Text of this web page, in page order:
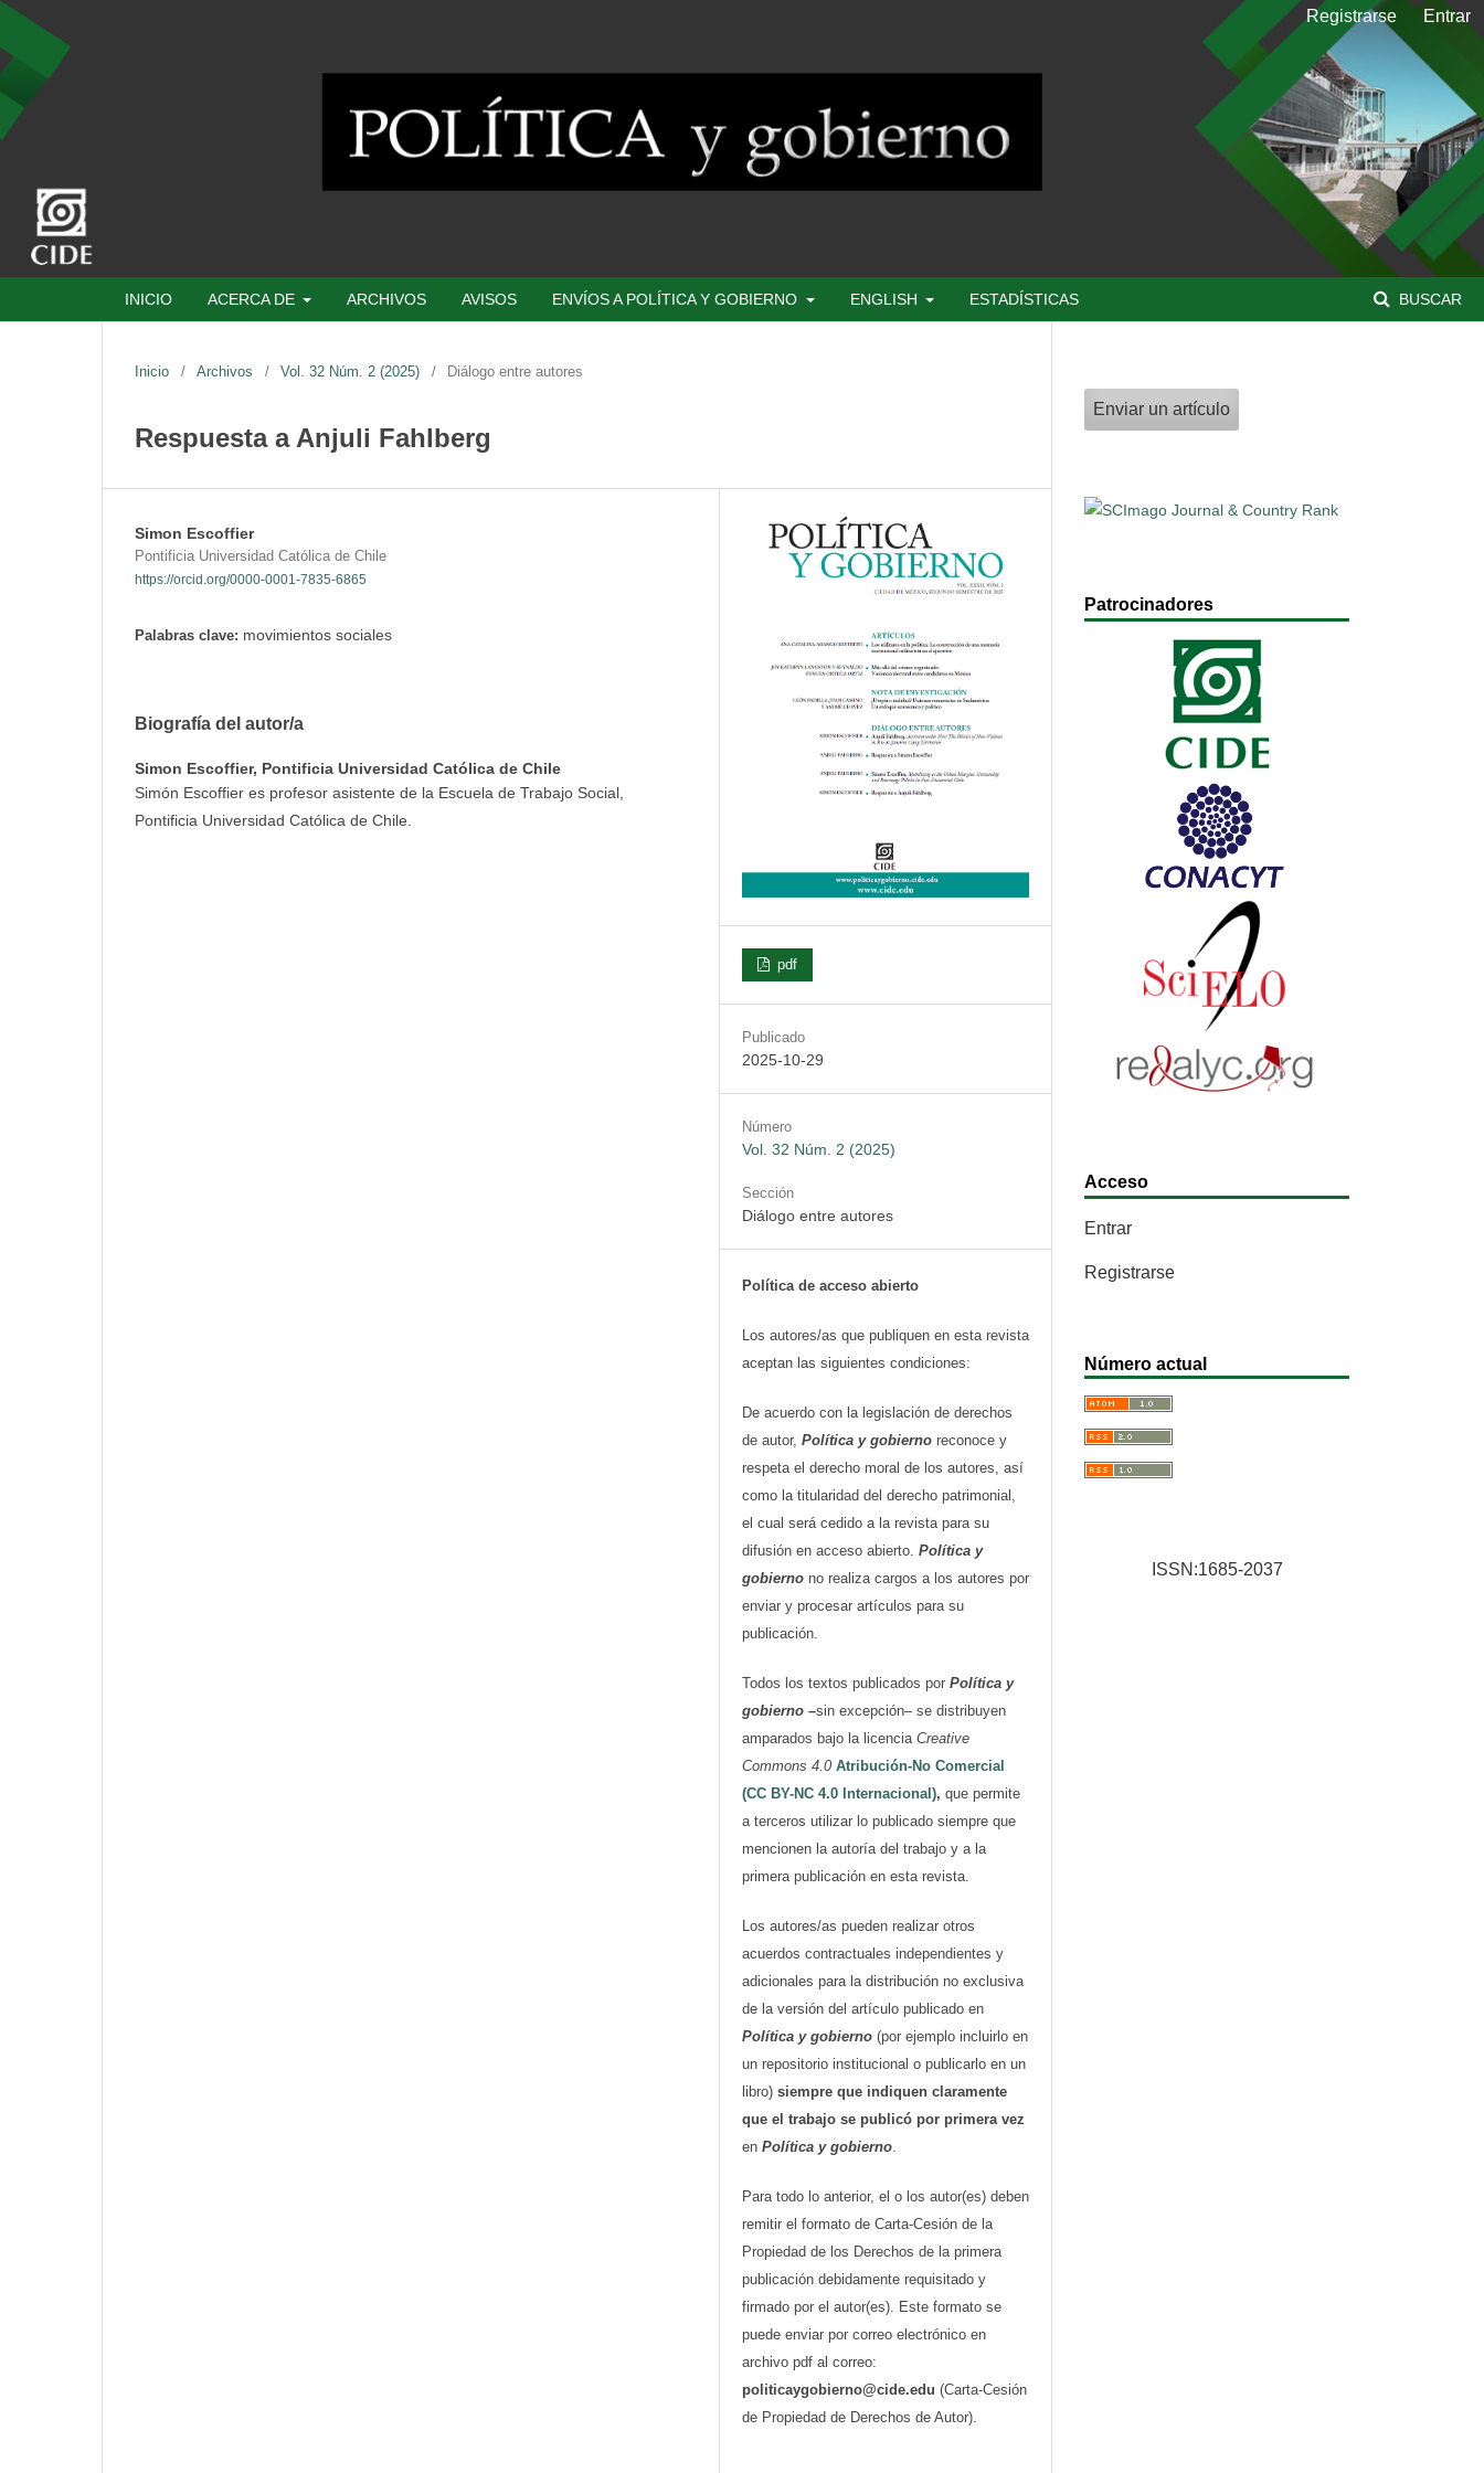
INICIO ACERCA DE ARCHIVOS AVISOS ENVÍOS A POLÍTICA Y GOBIERNO ENGLISH ESTADÍSTICAS BUSCAR
Registrarse Entrar
Inicio / Archivos / Vol. 32 Núm. 2 (2025) / Diálogo entre autores
Respuesta a Anjuli Fahlberg
Simon Escoffier
Pontificia Universidad Católica de Chile
https://orcid.org/0000-0001-7835-6865
Palabras clave: movimientos sociales
Biografía del autor/a
Simon Escoffier, Pontificia Universidad Católica de Chile
Simón Escoffier es profesor asistente de la Escuela de Trabajo Social,
Pontificia Universidad Católica de Chile.
pdf
Publicado
2025-10-29
Número
Vol. 32 Núm. 2 (2025)
Sección
Diálogo entre autores
Política de acceso abierto
Los autores/as que publiquen en esta revista
aceptan las siguientes condiciones:
De acuerdo con la legislación de derechos
de autor, Política y gobierno reconoce y
respeta el derecho moral de los autores, así
como la titularidad del derecho patrimonial,
el cual será cedido a la revista para su
difusión en acceso abierto. Política y
gobierno no realiza cargos a los autores por
enviar y procesar artículos para su
publicación.
Todos los textos publicados por Política y
gobierno –sin excepción– se distribuyen
amparados bajo la licencia Creative
Commons 4.0 Atribución-No Comercial
(CC BY-NC 4.0 Internacional), que permite
a terceros utilizar lo publicado siempre que
mencionen la autoría del trabajo y a la
primera publicación en esta revista.
Los autores/as pueden realizar otros
acuerdos contractuales independientes y
adicionales para la distribución no exclusiva
de la versión del artículo publicado en
Política y gobierno (por ejemplo incluirlo en
un repositorio institucional o publicarlo en un
libro) siempre que indiquen claramente
que el trabajo se publicó por primera vez
en Política y gobierno.
Para todo lo anterior, el o los autor(es) deben
remitir el formato de Carta-Cesión de la
Propiedad de los Derechos de la primera
publicación debidamente requisitado y
firmado por el autor(es). Este formato se
puede enviar por correo electrónico en
archivo pdf al correo:
politicaygobierno@cide.edu (Carta-Cesión
de Propiedad de Derechos de Autor).
Enviar un artículo
Patrocinadores
Acceso
Entrar
Registrarse
Número actual
ISSN:1685-2037